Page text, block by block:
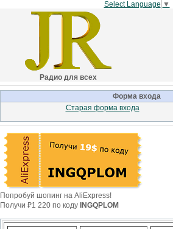
Select Language ▼
Радио для всех
Форма входа
Старая форма входа
Попробуй шопинг на AliExpress!
Получи ₽1 220 по коду INGQPLOM